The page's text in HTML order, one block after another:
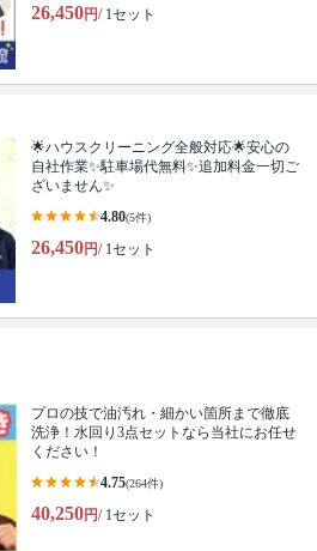
26,450円/ 1セット
🌟ハウスクリーニング全般対応🌟安心の
自社作業✨️駐車場代無料✨️追加料金一切ご
ざいません✨
4.80(5件)
26,450円/ 1セット
プロの技で油汚れ・細かい箇所まで徹底
洗浄！水回り3点セットなら当社にお任せ
ください！
4.75(264件)
40,250円/ 1セット